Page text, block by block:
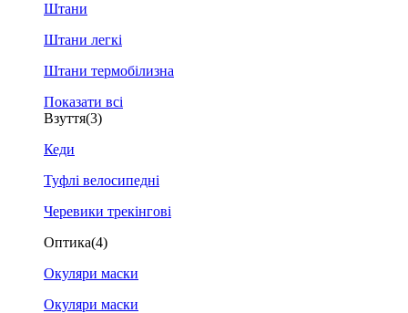
Штани
Штани легкі
Штани термобілизна
Показати всі
Взуття(3)
Кеди
Туфлі велосипедні
Черевики трекінгові
Оптика(4)
Окуляри маски
Окуляри маски